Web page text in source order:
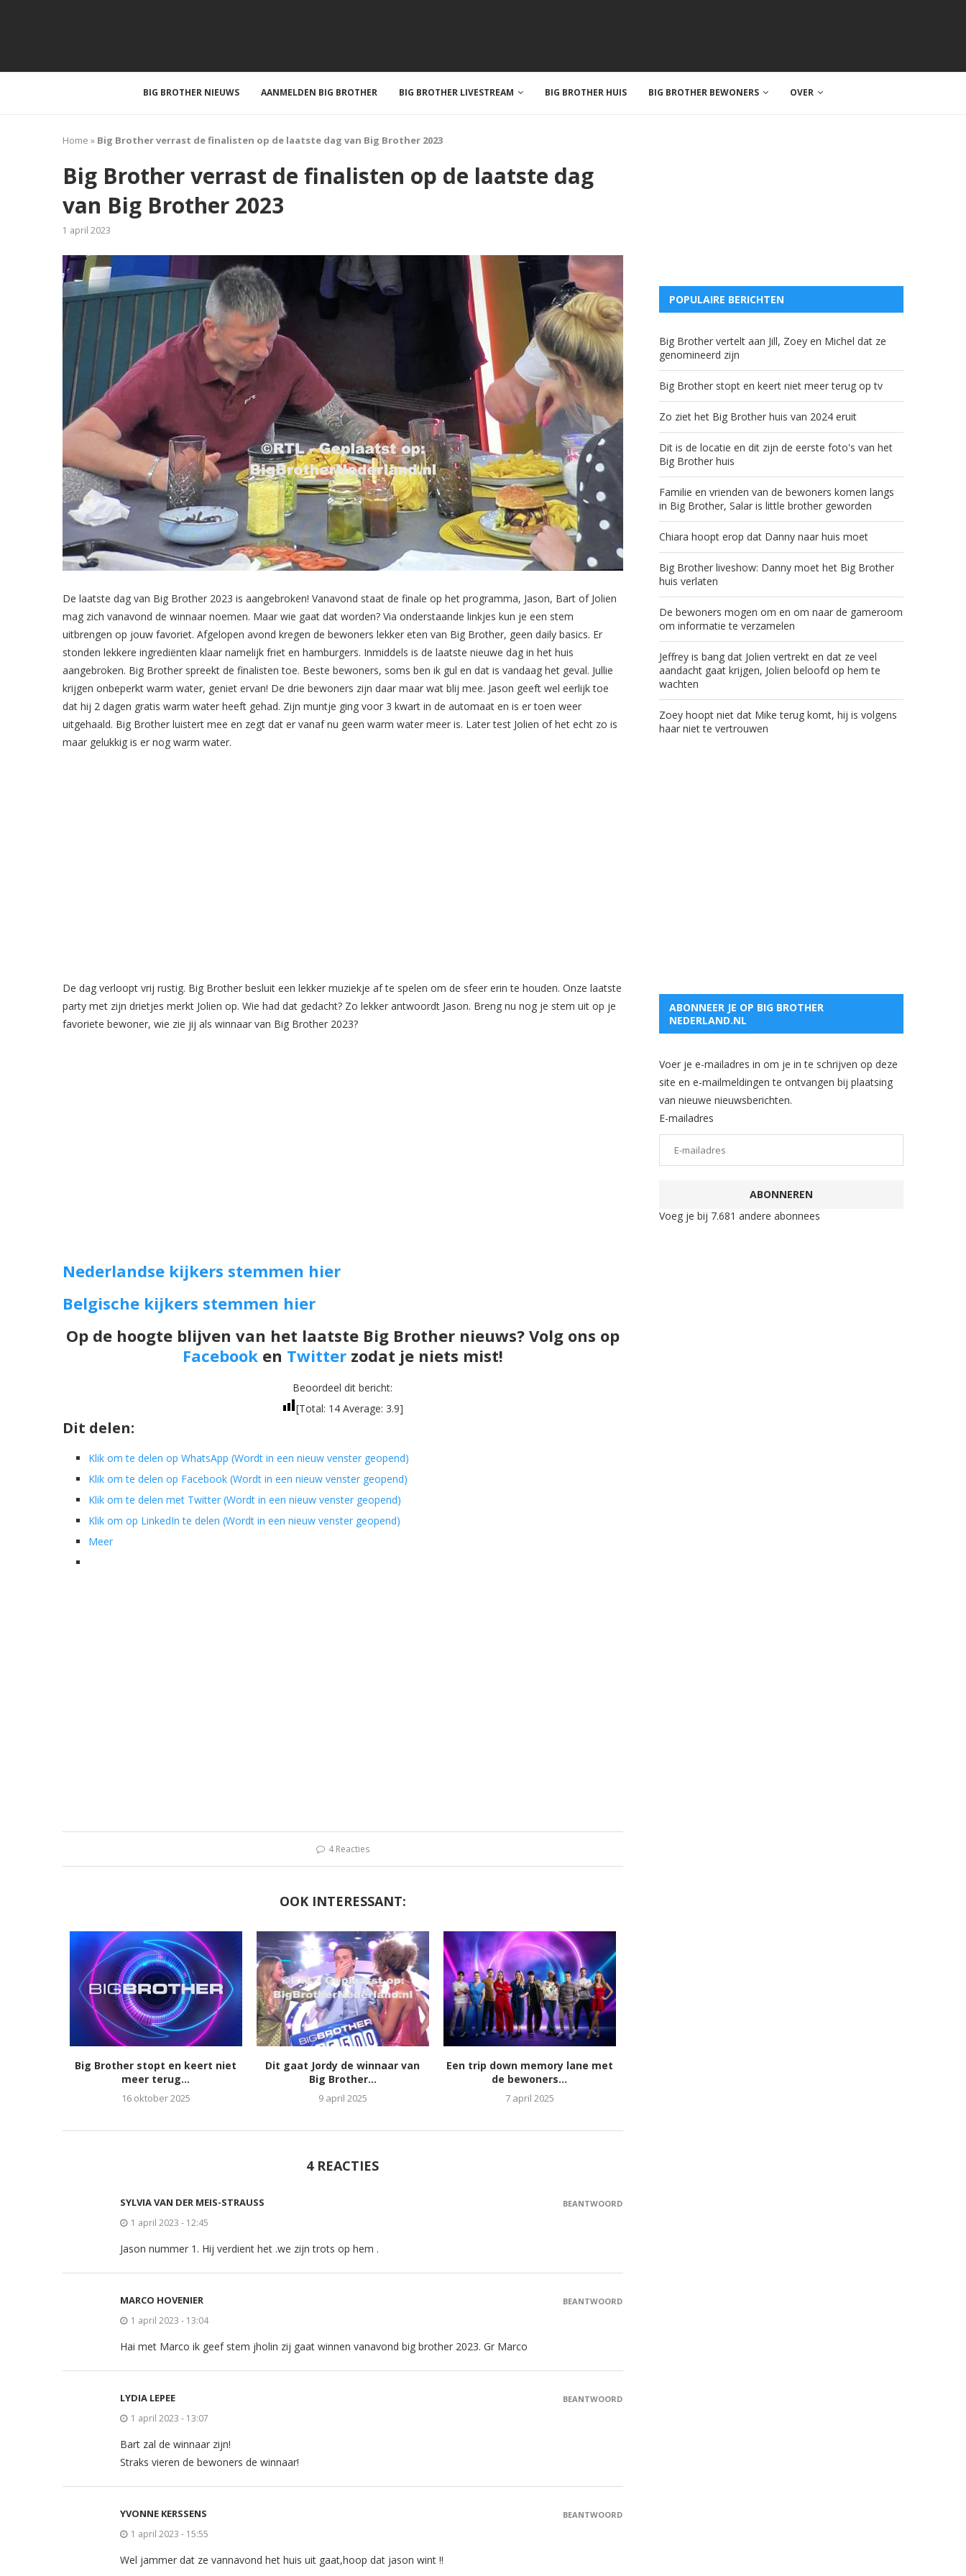
BIG BROTHER NIEUWS AANMELDEN BIG BROTHER BIG BROTHER LIVESTREAM BIG BROTHER HUIS BIG BROTHER BEWONERS OVER
Home » Big Brother verrast de finalisten op de laatste dag van Big Brother 2023
Big Brother verrast de finalisten op de laatste dag
van Big Brother 2023
1 april 2023
De laatste dag van Big Brother 2023 is aangebroken! Vanavond staat de finale op het programma, Jason, Bart of Jolien
mag zich vanavond de winnaar noemen. Maar wie gaat dat worden? Via onderstaande linkjes kun je een stem
uitbrengen op jouw favoriet. Afgelopen avond kregen de bewoners lekker eten van Big Brother, geen daily basics. Er
stonden lekkere ingrediënten klaar namelijk friet en hamburgers. Inmiddels is de laatste nieuwe dag in het huis
aangebroken. Big Brother spreekt de finalisten toe. Beste bewoners, soms ben ik gul en dat is vandaag het geval. Jullie
krijgen onbeperkt warm water, geniet ervan! De drie bewoners zijn daar maar wat blij mee. Jason geeft wel eerlijk toe
dat hij 2 dagen gratis warm water heeft gehad. Zijn muntje ging voor 3 kwart in de automaat en is er toen weer
uitgehaald. Big Brother luistert mee en zegt dat er vanaf nu geen warm water meer is. Later test Jolien of het echt zo is
maar gelukkig is er nog warm water.
De dag verloopt vrij rustig. Big Brother besluit een lekker muziekje af te spelen om de sfeer erin te houden. Onze laatste
party met zijn drietjes merkt Jolien op. Wie had dat gedacht? Zo lekker antwoordt Jason. Breng nu nog je stem uit op je
favoriete bewoner, wie zie jij als winnaar van Big Brother 2023?
Nederlandse kijkers stemmen hier
Belgische kijkers stemmen hier
Op de hoogte blijven van het laatste Big Brother nieuws? Volg ons op
Facebooken Twitterzodat je niets mist!
Beoordeel dit bericht:
[Total: 14 Average: 3.9]
Dit delen:
Klik om te delen op WhatsApp (Wordt in een nieuw venster geopend)
Klik om te delen op Facebook (Wordt in een nieuw venster geopend)
Klik om te delen met Twitter (Wordt in een nieuw venster geopend)
Klik om op LinkedIn te delen (Wordt in een nieuw venster geopend)
Meer
4 Reacties
OOK INTERESSANT:
Big Brother stopt en keert niet
meer terug...
16 oktober 2025
Dit gaat Jordy de winnaar van
Big Brother...
9 april 2025
Een trip down memory lane met
de bewoners...
7 april 2025
4 REACTIES
SYLVIA VAN DER MEIS-STRAUSS
1 april 2023 - 12:45
Jason nummer 1. Hij verdient het .we zijn trots op hem .
BEANTWOORD
MARCO HOVENIER
1 april 2023 - 13:04
Hai met Marco ik geef stem jholin zij gaat winnen vanavond big brother 2023. Gr Marco
BEANTWOORD
LYDIA LEPEE
1 april 2023 - 13:07
Bart zal de winnaar zijn!
Straks vieren de bewoners de winnaar!
BEANTWOORD
YVONNE KERSSENS
1 april 2023 - 15:55
Wel jammer dat ze vannavond het huis uit gaat,hoop dat jason wint !!
BEANTWOORD
POPULAIRE BERICHTEN
Big Brother vertelt aan Jill, Zoey en Michel dat ze
genomineerd zijn
Big Brother stopt en keert niet meer terug op tv
Zo ziet het Big Brother huis van 2024 eruit
Dit is de locatie en dit zijn de eerste foto's van het
Big Brother huis
Familie en vrienden van de bewoners komen langs
in Big Brother, Salar is little brother geworden
Chiara hoopt erop dat Danny naar huis moet
Big Brother liveshow: Danny moet het Big Brother
huis verlaten
De bewoners mogen om en om naar de gameroom
om informatie te verzamelen
Jeffrey is bang dat Jolien vertrekt en dat ze veel
aandacht gaat krijgen, Jolien beloofd op hem te
wachten
Zoey hoopt niet dat Mike terug komt, hij is volgens
haar niet te vertrouwen
ABONNEER JE OP BIG BROTHER
NEDERLAND.NL
Voer je e-mailadres in om je in te schrijven op deze
site en e-mailmeldingen te ontvangen bij plaatsing
van nieuwe nieuwsberichten.
E-mailadres
ABONNEREN
Voeg je bij 7.681 andere abonnees